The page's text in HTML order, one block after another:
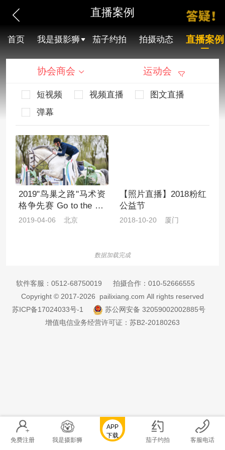
直播案例
首页 我是摄影狮 茄子约拍 拍摄动态 直播案例
协会商会 运动会
短视频 视频直播
图文直播
弹幕
2019"鸟巢之路"马术资
格争先赛 Go to the Bir
d's Nest
2019-04-06 北京
【照片直播】2018粉红
公益节
2018-10-20 厦门
数据加载完成
软件客服： 0512-68750019 拍摄合作： 010-52666555
Copyright © 2017-2026 pailixiang.com All rights reserved
苏ICP备17024033号-1
苏公网安备 32059002002885号
增值电信业务经营许可证：苏B2-20180263
免费注册 我是摄影狮
APP
下载
茄子约拍 客服电话